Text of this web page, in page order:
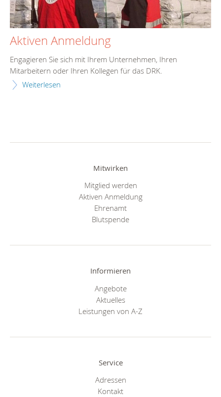
Aktiven Anmeldung
Engagieren Sie sich mit Ihrem Unternehmen, Ihren
Mitarbeitern oder Ihren Kollegen für das DRK.
Weiterlesen
Mitwirken
Mitglied werden
Aktiven Anmeldung
Ehrenamt
Blutspende
Informieren
Angebote
Aktuelles
Leistungen von A-Z
Service
Adressen
Kontakt